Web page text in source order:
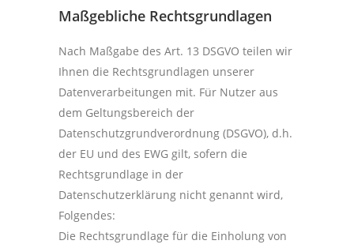
Maßgebliche Rechtsgrundlagen
Nach Maßgabe des Art. 13 DSGVO teilen wir
Ihnen die Rechtsgrundlagen unserer
Datenverarbeitungen mit. Für Nutzer aus
dem Geltungsbereich der
Datenschutzgrundverordnung (DSGVO), d.h.
der EU und des EWG gilt, sofern die
Rechtsgrundlage in der
Datenschutzerklärung nicht genannt wird,
Folgendes:
Die Rechtsgrundlage für die Einholung von